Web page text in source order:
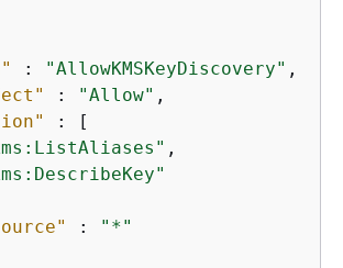
: "AllowKMSKeyDiscovery" ,
: "Allow" ,
: [
,
:
"*"